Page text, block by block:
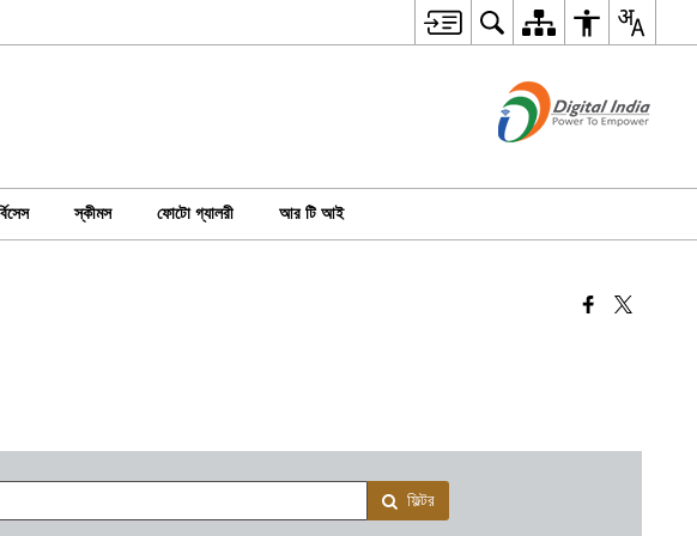
স্কীমস ফোটো গ্যালরী আর টি আই
ফিল্টর